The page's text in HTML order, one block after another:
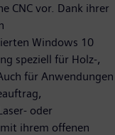
CNC vor. Dank ihrer
Windows 10
speziell für Holz-,
für Anwendungen
oder
ihrem offenen